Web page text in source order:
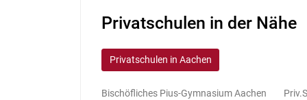
Privatschulen in der Nähe
Privatschulen in Aachen
Bischöfliches Pius-Gymnasium Aachen